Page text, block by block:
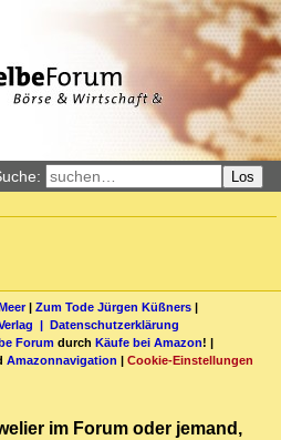
Los
| Zum Tode Jürgen Küßners |
| Datenschutzerklärung
Forum durch Käufe bei Amazon! |
Amazonnavigation | Cookie-Einstellungen
im Forum oder jemand,